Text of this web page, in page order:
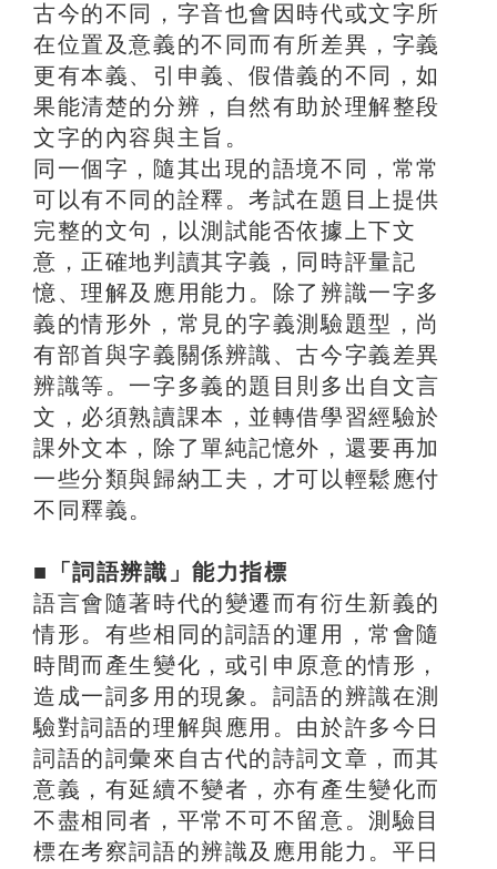
古今的不同，字音也會因時代或文字所
在位置及意義的不同而有所差異，字義
更有本義、引申義、假借義的不同，如
果能清楚的分辨，自然有助於理解整段
文字的內容與主旨。
同一個字，隨其出現的語境不同，常常
可以有不同的詮釋。考試在題目上提供
完整的文句，以測試能否依據上下文
意，正確地判讀其字義，同時評量記
憶、理解及應用能力。除了辨識一字多
義的情形外，常見的字義測驗題型，尚
有部首與字義關係辨識、古今字義差異
辨識等。一字多義的題目則多出自文言
文，必須熟讀課本，並轉借學習經驗於
課外文本，除了單純記憶外，還要再加
一些分類與歸納工夫，才可以輕鬆應付
不同釋義。
■「詞語辨識」能力指標
語言會隨著時代的變遷而有衍生新義的
情形。有些相同的詞語的運用，常會隨
時間而產生變化，或引申原意的情形，
造成一詞多用的現象。詞語的辨識在測
驗對詞語的理解與應用。由於許多今日
詞語的詞彙來自古代的詩詞文章，而其
意義，有延續不變者，亦有產生變化而
不盡相同者，平常不可不留意。測驗目
標在考察詞語的辨識及應用能力。平日